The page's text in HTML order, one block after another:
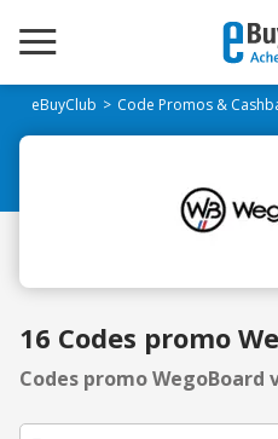
eBuyClub Code Promos &
16 Codes promo
Codes promo WegoBoard